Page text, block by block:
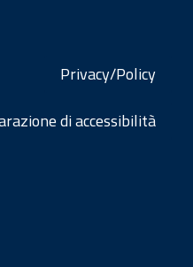
Privacy/Policy
di accessibilità